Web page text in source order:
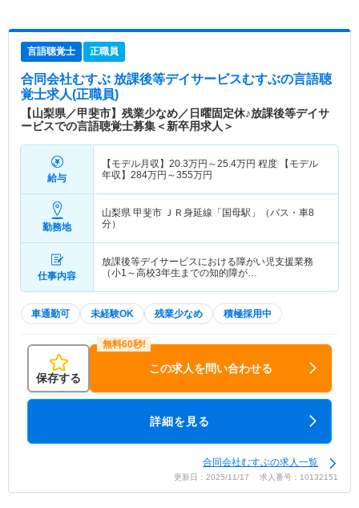
言語聴覚士 正職員
合同会社むすぶ 放課後等デイサービスむすぶの言語聴
覚士求人(正職員)
【山梨県／甲斐市】残業少なめ／日曜固定休♪放課後等デイサ
ービスでの言語聴覚士募集＜新卒用求人＞
給与
【モデル月収】 20.3万円～25.4万円 程度 【モデル
年収】 284万円～355万円
勤務地
山梨県 甲斐市 ＪＲ身延線「国母駅」（バス・車8
分）
仕事内容
放課後等デイサービスにおける障がい児支援業務
（小1～高校3年生までの知的障が…
車通勤可 未経験OK 残業少なめ 積極採用中
保存する
この求人を問い合わせる
詳細を見る
合同会社むすぶの求人一覧
更新日：2025/11/17 求人番号：10132151